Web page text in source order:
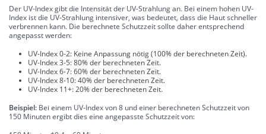
Der UV-Index gibt die Intensität der UV-Strahlung an. Bei einem hohen UV-
Index ist die UV-Strahlung intensiver, was bedeutet, dass die Haut schneller
verbrennen kann. Die berechnete Schutzzeit sollte daher entsprechend
angepasst werden:
UV-Index 0-2: Keine Anpassung nötig (100% der berechneten Zeit).
UV-Index 3-5: 80% der berechneten Zeit.
UV-Index 6-7: 60% der berechneten Zeit.
UV-Index 8-10: 40% der berechneten Zeit.
UV-Index 11+: 20% der berechneten Zeit.
Beispiel: Bei einem UV-Index von 8 und einer berechneten Schutzzeit von
150 Minuten ergibt dies eine angepasste Schutzzeit von: